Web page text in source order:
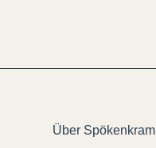
Über Spökenkram